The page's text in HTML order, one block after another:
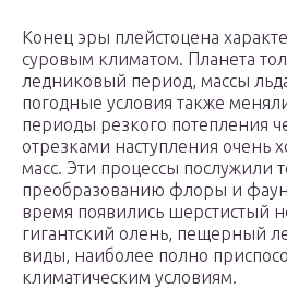
Конец эры плейстоцена
суровым климатом. Планета
ледниковый период, массы
погодные условия также
периоды резкого потепления
отрезками наступления очень
масс. Эти процессы послужили
преобразованию флоры и
время появились шерстистый
гигантский олень, пещерный
виды, наиболее полно
климатическим условиям.